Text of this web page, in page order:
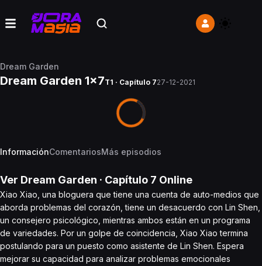
Dream Garden
Dream Garden 1x7T1 · Capítulo 727-12-2021
InformaciónComentariosMás episodios
Ver Dream Garden · Capítulo 7 Online
Xiao Xiao, una bloguera que tiene una cuenta de auto-medios que
aborda problemas del corazón, tiene un desacuerdo con Lin Shen,
un consejero psicológico, mientras ambos están en un programa
de variedades. Por un golpe de coincidencia, Xiao Xiao termina
postulando para un puesto como asistente de Lin Shen. Espera
mejorar su capacidad para analizar problemas emocionales